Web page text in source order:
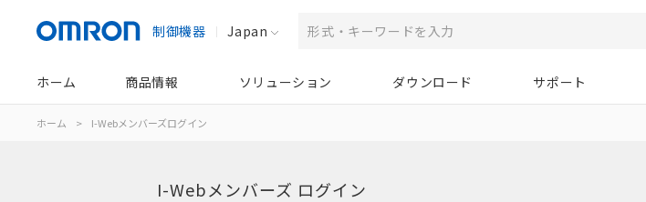
制御機器 Japan
ホーム 商品情報 ソリューション ダウンロード サポート
ホーム > I-Webメンバーズログイン
I-Webメンバーズ ログイン